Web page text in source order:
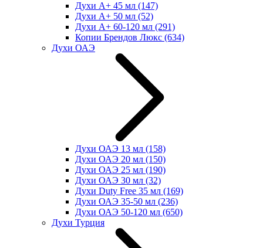
Духи А+ 45 мл (147)
Духи А+ 50 мл (52)
Духи А+ 60-120 мл (291)
Копии Брендов Люкс (634)
Духи ОАЭ
Духи ОАЭ 13 мл (158)
Духи ОАЭ 20 мл (150)
Духи ОАЭ 25 мл (190)
Духи ОАЭ 30 мл (32)
Духи Duty Free 35 мл (169)
Духи ОАЭ 35-50 мл (236)
Духи ОАЭ 50-120 мл (650)
Духи Турция